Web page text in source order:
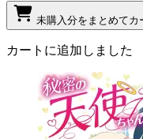
未購入分をまとめてカ
カートに追加しました